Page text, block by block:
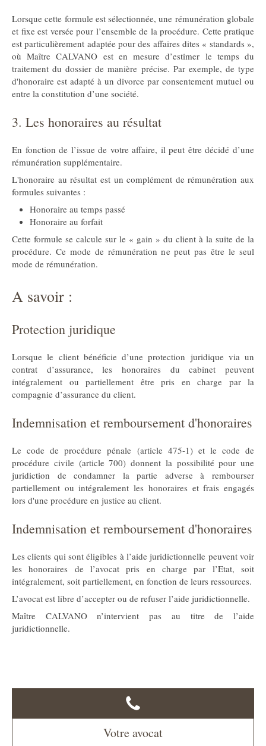
Lorsque cette formule est sélectionnée, une rémunération globale
et fixe est versée pour l’ensemble de la procédure. Cette pratique
est particulièrement adaptée pour des affaires dites « standards »,
où Maître CALVANO est en mesure d’estimer le temps du
traitement du dossier de manière précise. Par exemple, de type
d'honoraire est adapté à un divorce par consentement mutuel ou
entre la constitution d’une société.
3. Les honoraires au résultat
En fonction de l’issue de votre affaire, il peut être décidé d’une
rémunération supplémentaire.
L'honoraire au résultat est un complément de rémunération aux
formules suivantes :
Honoraire au temps passé
Honoraire au forfait
Cette formule se calcule sur le « gain » du client à la suite de la
procédure. Ce mode de rémunération ne peut pas être le seul
mode de rémunération.
A savoir :
Protection juridique
Lorsque le client bénéficie d’une protection juridique via un
contrat d’assurance, les honoraires du cabinet peuvent
intégralement ou partiellement être pris en charge par la
compagnie d’assurance du client.
Indemnisation et remboursement d'honoraires
Le code de procédure pénale (article 475-1) et le code de
procédure civile (article 700) donnent la possibilité pour une
juridiction de condamner la partie adverse à rembourser
partiellement ou intégralement les honoraires et frais engagés
lors d'une procédure en justice au client.
Indemnisation et remboursement d'honoraires
Les clients qui sont éligibles à l’aide juridictionnelle peuvent voir
les honoraires de l’avocat pris en charge par l’Etat, soit
intégralement, soit partiellement, en fonction de leurs ressources.
L’avocat est libre d’accepter ou de refuser l’aide juridictionnelle.
Maître CALVANO n’intervient pas au titre de l’aide
juridictionnelle.
Votre avocat